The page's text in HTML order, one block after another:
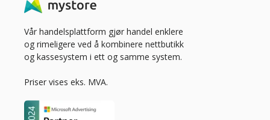
Vår handelsplattform gjør handel enklere
og rimeligere ved å kombinere nettbutikk
og kassesystem i ett og samme system.
Priser vises eks. MVA.